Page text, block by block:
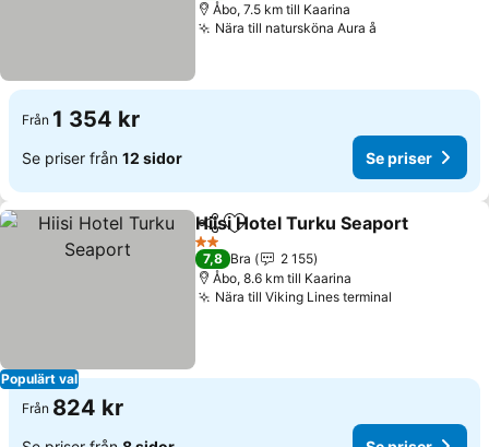
Åbo, 7.5 km till Kaarina
Nära till natursköna Aura å
Från 1 354 kr
Se priser från 12 sidor Se priser
Populärt val
Dela Lägg till i Mina Favoriter
Hiisi Hotel Turku Seaport
2 Stjärnor
7,8 Bra
2 155
Åbo, 8.6 km till Kaarina
Nära till Viking Lines terminal
Från 824 kr